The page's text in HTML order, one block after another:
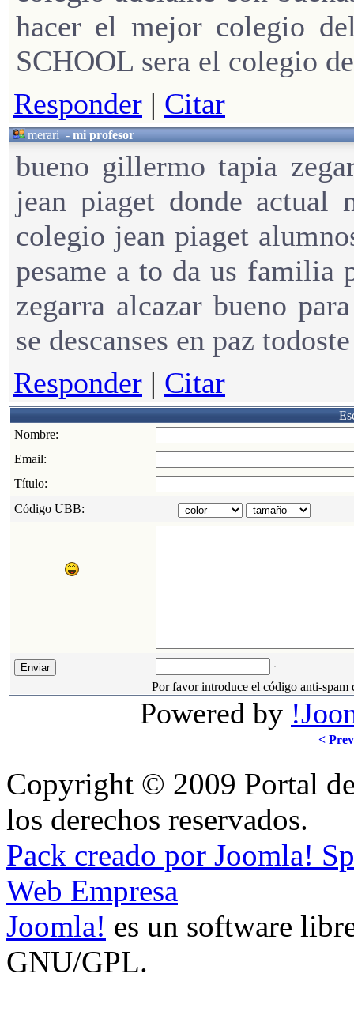
hacer el mejor colegio
SCHOOL sera el colegio
Responder | Citar
merari-mi profesor
bueno gillermo tapia
jean piaget donde actual
colegio jean piaget
pesame a to da us familia
zegarra alcazar bueno
se descanses en paz
Responder | Citar
Nombre:
Email:
Título:
Código UBB:
Por favor introduce el código anti-spam
Powered by
< Prev
Copyright © 2009 Portal
los derechos reservados.
Pack creado por Joomla!
Web Empresa
Joomla! es un software
GNU/GPL.